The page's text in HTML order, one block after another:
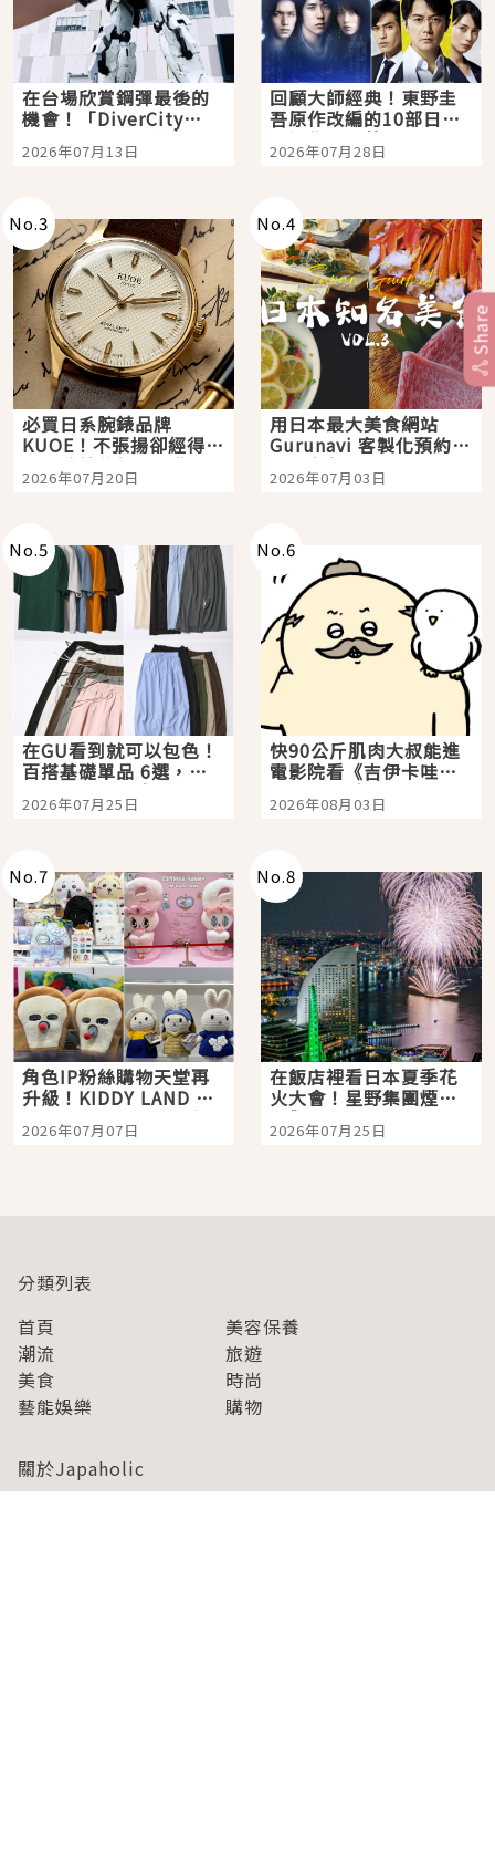
在台場欣賞鋼彈最後的
機會！「DiverCity
Tokyo Plaza」搭船、
購物、美食及夜景，一
2026年07月13日
回顧大師經典！東野圭
吾原作改編的10部日本
影視作品推薦
2026年07月28日
No.3
必買日系腕錶品牌
KUOE！不張揚卻經得起
時間洗鍊的經典之作五
選
2026年07月20日
No.4
用日本最大美食網站
Gurunavi 客製化預約九
大都市餐廳，打造專屬
美食體驗！
2026年07月03日
No.5
在GU看到就可以包色！
百搭基礎單品 6選，閉
眼全收也不心疼
2026年07月25日
No.6
快90公斤肌肉大叔能進
電影院看《吉伊卡哇》
嗎？日本重金屬樂團
「打首」會長與nagano
2026年08月03日
No.7
角色IP粉絲購物天堂再
升級！KIDDY LAND 原
宿店吉伊卡哇迎客，新
開幕 OMOKADO 店3分
2026年07月07日
No.8
在飯店裡看日本夏季花
火大會！星野集團煙火
景觀飯店6選，讓你不用
人擠人悠閒欣賞
2026年07月25日
Share
分類列表
首頁
美容保養
潮流
旅遊
美食
時尚
藝能娛樂
購物
關於Japaholic